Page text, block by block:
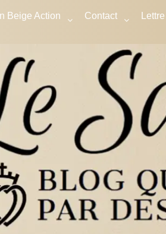
Beige Action Contact